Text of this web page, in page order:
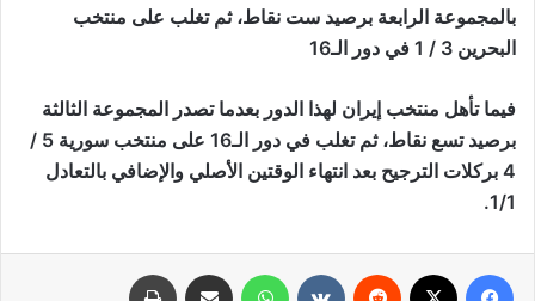
بالمجموعة الرابعة برصيد ست نقاط، ثم تغلب على منتخب
البحرين 3 / 1 في دور الـ16
فيما تأهل منتخب إيران لهذا الدور بعدما تصدر المجموعة الثالثة
برصيد تسع نقاط، ثم تغلب في دور الـ16 على منتخب سورية 5 /
4 بركلات الترجيح بعد انتهاء الوقتين الأصلي والإضافي بالتعادل
1/1.
واتساب